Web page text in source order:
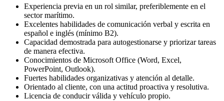
Experiencia previa en un rol similar, preferiblemente en el
sector marítimo.
Excelentes habilidades de comunicación verbal y escrita en
español e inglés (mínimo B2).
Capacidad demostrada para autogestionarse y priorizar tareas
de manera efectiva.
Conocimientos de Microsoft Office (Word, Excel,
PowerPoint, Outlook).
Fuertes habilidades organizativas y atención al detalle.
Orientado al cliente, con una actitud proactiva y resolutiva.
Licencia de conducir válida y vehículo propio.